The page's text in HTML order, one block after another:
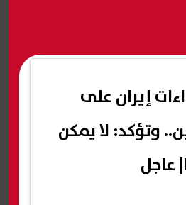
إيران على
وتؤكد: لا يمكن
عاجل